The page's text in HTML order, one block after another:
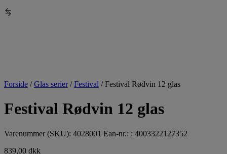
Forside /Glas serier /Festival /Festival Rødvin 12 glas
Festival Rødvin 12 glas
Varenummer (SKU): 4028001 Ean-nr.: : 4003322127352
839,00 dkk